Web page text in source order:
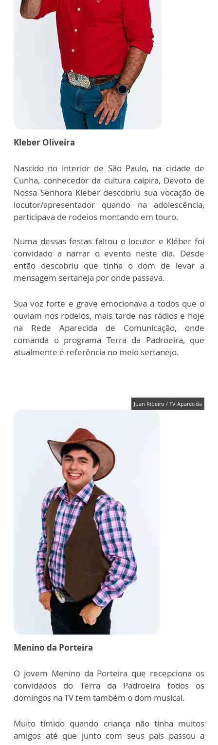
Kleber Oliveira
Nascido no interior de São Paulo, na cidade de
Cunha, conhecedor da cultura caipira, Devoto de
Nossa Senhora Kleber descobriu sua vocação de
locutor/apresentador quando na adolescência,
participava de rodeios montando em touro.
Numa dessas festas faltou o locutor e Kléber foi
convidado a narrar o evento neste dia. Desde
então descobriu que tinha o dom de levar a
mensagem sertaneja por onde passava.
Sua voz forte e grave emocionava a todos que o
ouviam nos rodeios, mais tarde nas rádios e hoje
na Rede Aparecida de Comunicação, onde
comanda o programa Terra da Padroeira, que
atualmente é referência no meio sertanejo.
Juan Ribeiro / TV Aparecida
Menino da Porteira
O jovem Menino da Porteira que recepciona os
convidados do Terra da Padroeira todos os
domingos na TV tem também o dom musical.
Muito tímido quando criança não tinha muitos
amigos até que junto com seus pais passou a